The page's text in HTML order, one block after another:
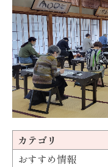
カテゴリ
おすすめ情報